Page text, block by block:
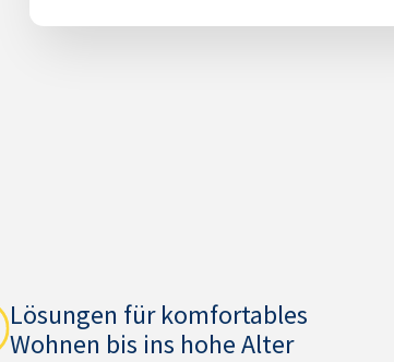
Lösungen für komfortables
Wohnen bis ins hohe Alter